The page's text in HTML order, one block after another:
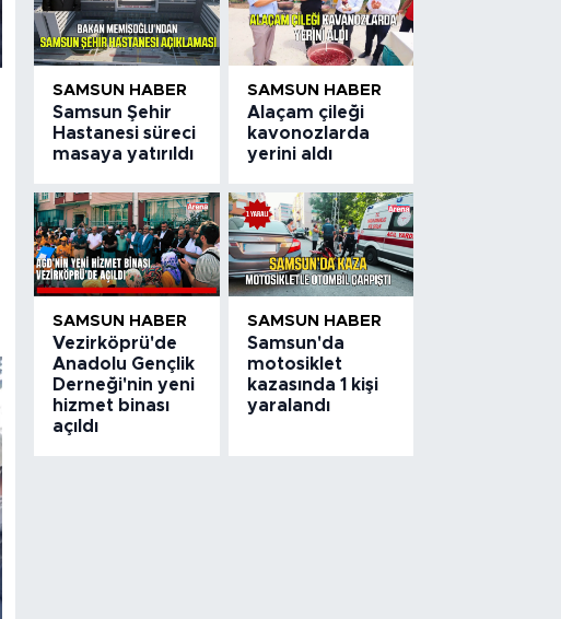
SAMSUN HABER
Samsun Şehir
Hastanesi süreci
masaya yatırıldı
SAMSUN HABER
Alaçam çileği
kavonozlarda
yerini aldı
SAMSUN HABER
Vezirköprü'de
Anadolu Gençlik
Derneği'nin yeni
hizmet binası
açıldı
SAMSUN HABER
Samsun'da
motosiklet
kazasında 1 kişi
yaralandı